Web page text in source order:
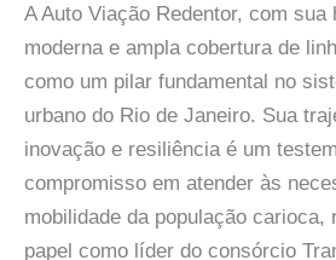
A Auto Viação Redentor, com
moderna e ampla cobertura de
como um pilar fundamental no
urbano do Rio de Janeiro. Sua
inovação e resiliência é um
compromisso em atender às
mobilidade da população carioca,
papel como líder do consórcio